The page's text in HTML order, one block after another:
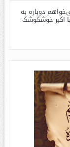
دوباره به
اکبر خوشکوشک